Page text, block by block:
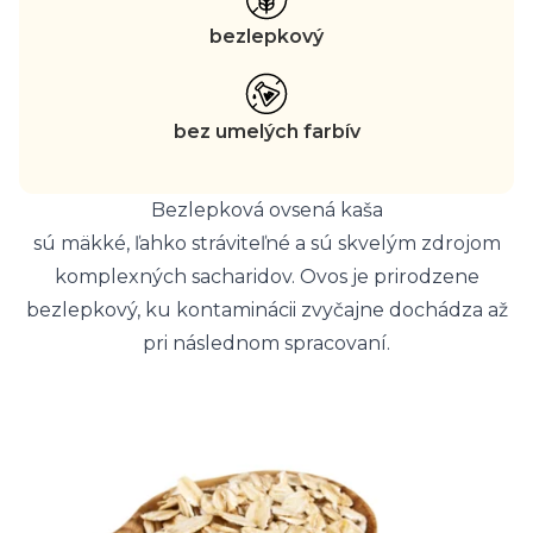
bezlepkový
bez umelých farbív
Bezlepková ovsená kaša
sú mäkké, ľahko stráviteľné a sú skvelým zdrojom
komplexných sacharidov. Ovos je prirodzene
bezlepkový, ku kontaminácii zvyčajne dochádza až
pri následnom spracovaní.